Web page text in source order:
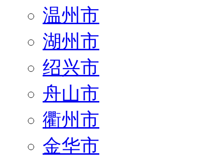
温州市
湖州市
绍兴市
舟山市
衢州市
金华市